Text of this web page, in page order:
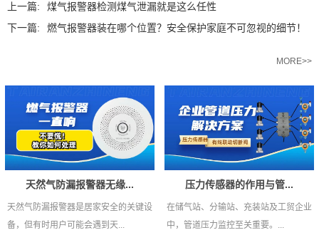
上一篇:
煤气报警器检测煤气泄漏就是这么任性
下一篇:
燃气报警器装在哪个位置？安全保护家庭不可忽视的细节！
MORE>>
天然气防漏报警器无缘...
天然气防漏报警器是居家安全的关键设
备，但有时用户可能会遇到天...
压力传感器的作用与管...
在储气站、分输站、充装站及工贸企业
中，管道压力监控至关重要。...